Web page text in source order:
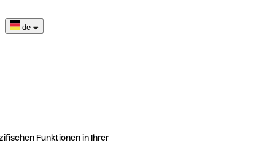
de
Funktionen in Ihrer